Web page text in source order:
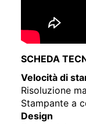
SCHEDA
Velocità di
Risoluzione
Stampante a
Design